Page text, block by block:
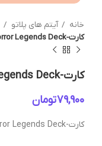
خانه آیتم های پلاتو
کارت-Horror Legends Deck
کارت-Horror Legends Deck
تومان
کارت-Horror Legends Deck